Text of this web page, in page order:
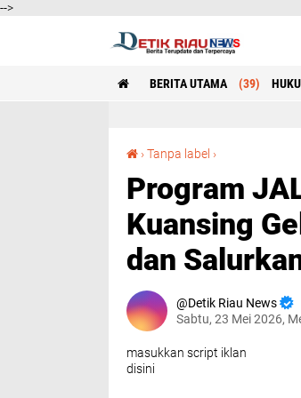
-->
BERITA UTAMA (39)
›Tanpa label ›
Program
Kuansing
dan
Detik Riau News
Sabtu, 23 Mei 2026,
masukkan script iklan
disini